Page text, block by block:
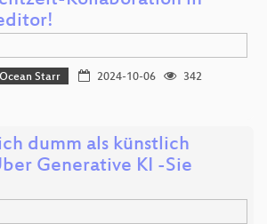
Starr 2024-10-06
342
dumm als künstlich
Generative KI -Sie